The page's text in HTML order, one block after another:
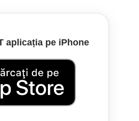
să vă orientați mai bine și să evitați
un spațiu mai mic decât distanța
vizibilitatea și pentru a fi vizibil
aplicația pe iPhone